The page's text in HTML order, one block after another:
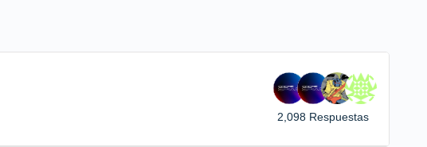
2,098 Respuestas